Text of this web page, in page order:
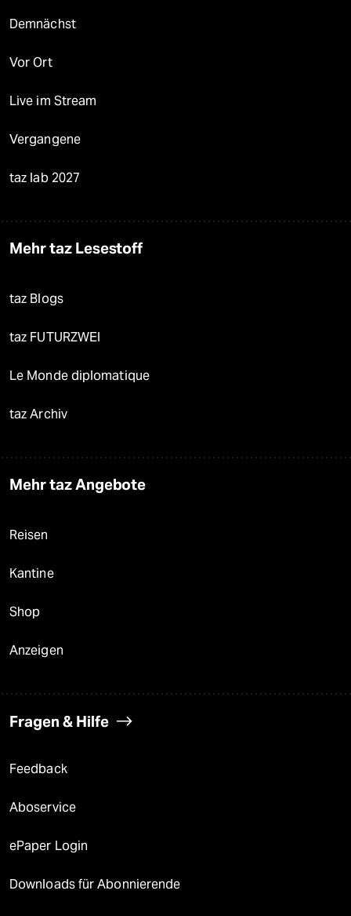
Demnächst
Vor Ort
Live im Stream
Vergangene
taz lab 2027
Mehr taz Lesestoff
taz Blogs
taz FUTURZWEI
Le Monde diplomatique
taz Archiv
Mehr taz Angebote
Reisen
Kantine
Shop
Anzeigen
Fragen & Hilfe
Feedback
Aboservice
ePaper Login
Downloads für Abonnierende